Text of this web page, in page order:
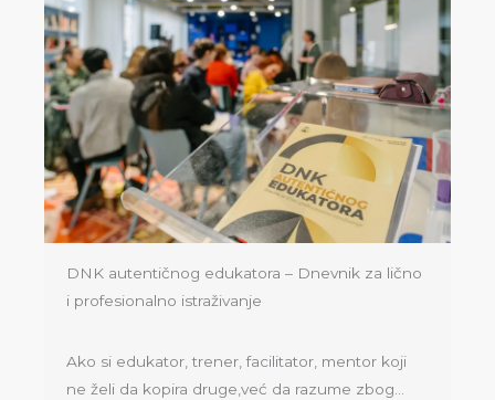
DNK autentičnog edukatora – Dnevnik za lično
i profesionalno istraživanje
Ako si edukator, trener, facilitator, mentor koji
ne želi da kopira druge,već da razume zbog…